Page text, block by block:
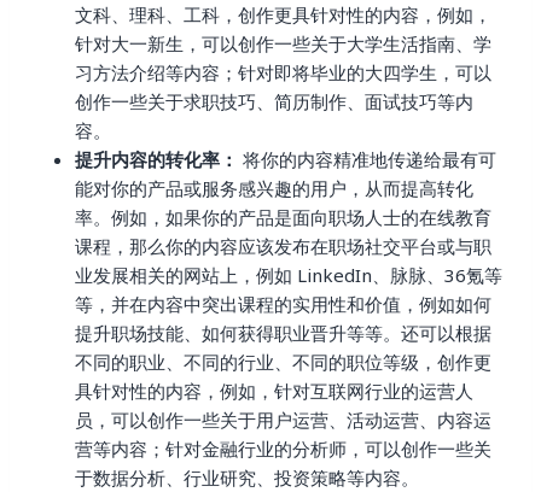
文科、理科、工科，创作更具针对性的内容，例如，
针对大一新生，可以创作一些关于大学生活指南、学
习方法介绍等内容；针对即将毕业的大四学生，可以
创作一些关于求职技巧、简历制作、面试技巧等内
容。
提升内容的转化率： 将你的内容精准地传递给最有可
能对你的产品或服务感兴趣的用户，从而提高转化
率。例如，如果你的产品是面向职场人士的在线教育
课程，那么你的内容应该发布在职场社交平台或与职
业发展相关的网站上，例如 LinkedIn、脉脉、36氪等
等，并在内容中突出课程的实用性和价值，例如如何
提升职场技能、如何获得职业晋升等等。还可以根据
不同的职业、不同的行业、不同的职位等级，创作更
具针对性的内容，例如，针对互联网行业的运营人
员，可以创作一些关于用户运营、活动运营、内容运
营等内容；针对金融行业的分析师，可以创作一些关
于数据分析、行业研究、投资策略等内容。